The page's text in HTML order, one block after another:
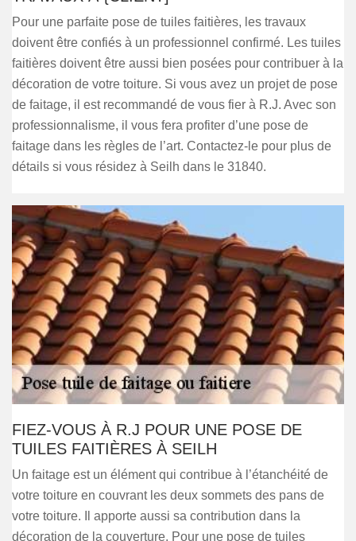
Pour une parfaite pose de tuiles faitières, les travaux
doivent être confiés à un professionnel confirmé. Les tuiles
faitières doivent être aussi bien posées pour contribuer à la
décoration de votre toiture. Si vous avez un projet de pose
de faitage, il est recommandé de vous fier à R.J. Avec son
professionnalisme, il vous fera profiter d’une pose de
faitage dans les règles de l’art. Contactez-le pour plus de
détails si vous résidez à Seilh dans le 31840.
FIEZ-VOUS À R.J POUR UNE POSE DE
TUILES FAITIÈRES À SEILH
Un faitage est un élément qui contribue à l’étanchéité de
votre toiture en couvrant les deux sommets des pans de
votre toiture. Il apporte aussi sa contribution dans la
décoration de la couverture. Pour une pose de tuiles